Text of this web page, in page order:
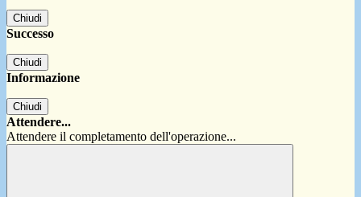
Chiudi
Successo
Chiudi
Informazione
Chiudi
Attendere...
Attendere il completamento dell'operazione...